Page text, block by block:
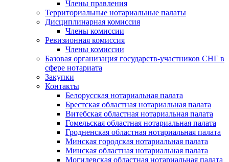
Члены правления
Территориальные нотариальные палаты
Дисциплинарная комиссия
Члены комиссии
Ревизионная комиссия
Члены комиссии
Базовая организация государств-участников СНГ в
сфере нотариата
Закупки
Контакты
Белорусская нотариальная палата
Брестская областная нотариальная палата
Витебская областная нотариальная палата
Гомельская областная нотариальная палата
Гродненская областная нотариальная палата
Минская городская нотариальная палата
Минская областная нотариальная палата
Могилевская областная нотариальная палата